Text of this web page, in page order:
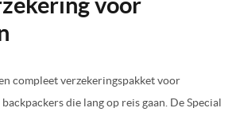
compleet verzekeringspakket voor
die lang op reis gaan. De Special